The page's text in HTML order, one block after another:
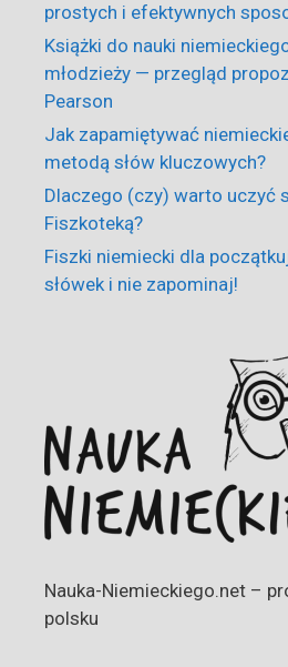
prostych i efektywnych
Książki do nauki
młodzieży — przegląd
Pearson
Jak zapamiętywać
metodą słów kluczowych?
Dlaczego (czy) warto uczyć
Fiszkoteką?
Fiszki niemiecki dla
słówek i nie zapominaj!
Nauka-Niemieckiego.net –
polsku